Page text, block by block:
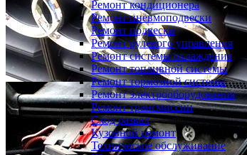
Ремонт кондиционера
Ремонт пневмоподвески
Ремонт подвески
Ремонт рулевого управления
Ремонт системы охлаждения
Ремонт топливной системы
Ремонт тормозной системы
Ремонт электрооборудования
Ремонт трансмиссии
Сход развал
Кузовной ремонт
Техническое обслуживание